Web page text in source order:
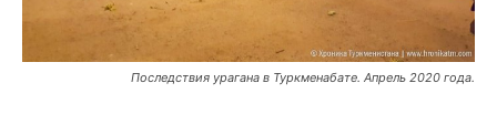
Последствия урагана в Туркменабате. Апрель 2020 года.